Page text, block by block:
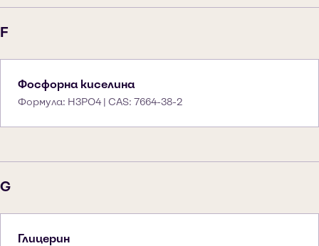
F
Фосфорна киселина
Формула: H3PO4 | CAS: 7664-38-2
G
Глицерин